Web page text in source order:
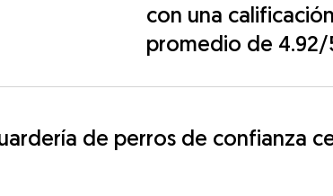
con una calificación
promedio de 4.92/
de perros de confianza